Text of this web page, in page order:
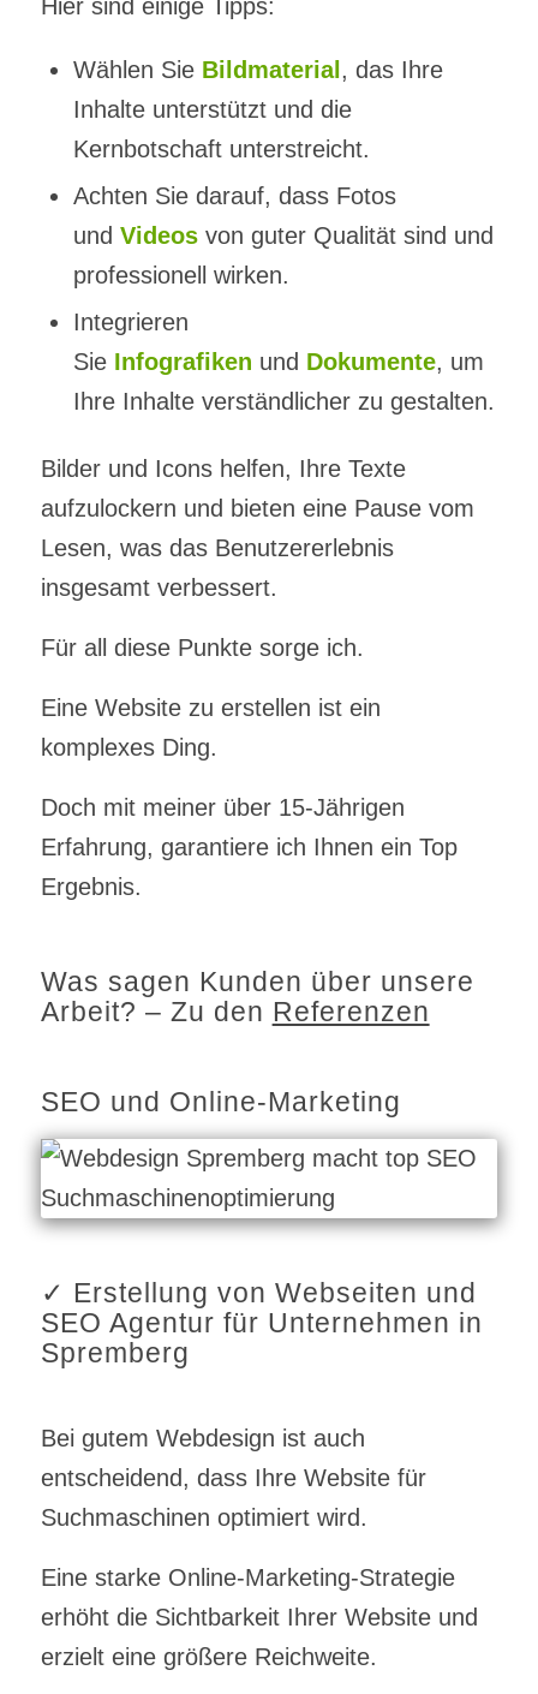
Hier sind einige Tipps:
Wählen Sie Bildmaterial , das Ihre
Inhalte unterstützt und die
Kernbotschaft unterstreicht.
Achten Sie darauf, dass Fotos
und Videosvon guter Qualität sind und
professionell wirken.
Integrieren
Sie Infografiken und Dokumente, um
Ihre Inhalte verständlicher zu gestalten.
Bilder und Icons helfen, Ihre Texte
aufzulockern und bieten eine Pause vom
Lesen, was das Benutzererlebnis
insgesamt verbessert.
Für all diese Punkte sorge ich.
Eine Website zu erstellen ist ein
komplexes Ding.
Doch mit meiner über 15-Jährigen
Erfahrung, garantiere ich Ihnen ein Top
Ergebnis.
Was sagen Kunden über unsere
Arbeit? – Zu den Referenzen
SEO und Online-Marketing
✓ Erstellung von Webseiten und
SEO Agentur für Unternehmen in
Spremberg
Bei gutem Webdesign ist auch
entscheidend, dass Ihre Website für
Suchmaschinen optimiert wird.
Eine starke Online-Marketing-Strategie
erhöht die Sichtbarkeit Ihrer Website und
erzielt eine größere Reichweite.